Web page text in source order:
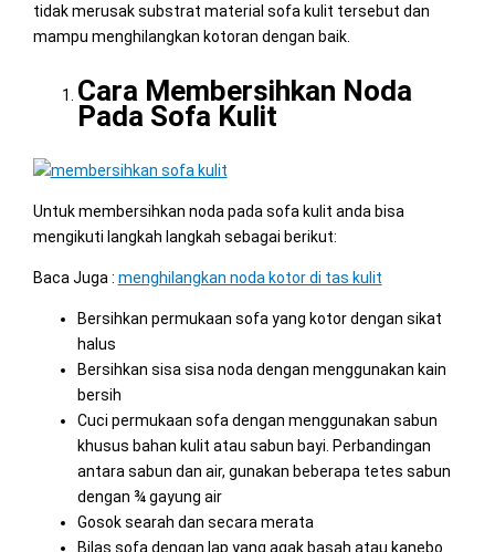
tidak merusak substrat material sofa kulit tersebut dan
mampu menghilangkan kotoran dengan baik.
Cara Membersihkan Noda
Pada Sofa Kulit
Untuk membersihkan noda pada sofa kulit anda bisa
mengikuti langkah langkah sebagai berikut:
Baca Juga : menghilangkan noda kotor di tas kulit
Bersihkan permukaan sofa yang kotor dengan sikat
halus
Bersihkan sisa sisa noda dengan menggunakan kain
bersih
Cuci permukaan sofa dengan menggunakan sabun
khusus bahan kulit atau sabun bayi. Perbandingan
antara sabun dan air, gunakan beberapa tetes sabun
dengan ¾ gayung air
Gosok searah dan secara merata
Bilas sofa dengan lap yang agak basah atau kanebo